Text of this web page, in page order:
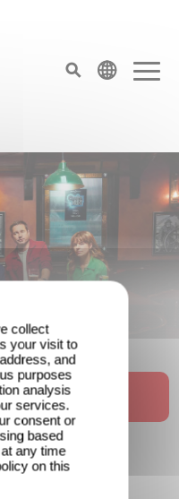
top menu
Serien, Filme &
Rache
Revenge Club.
mehr
collect
your visit to
and
purposes
analysis
services.
consent or
based
any time
on this